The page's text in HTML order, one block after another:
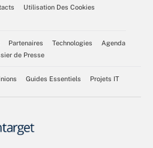
Utilisation Des Cookies
Partenaires Technologies
Agenda
de Presse
Guides Essentiels Projets IT